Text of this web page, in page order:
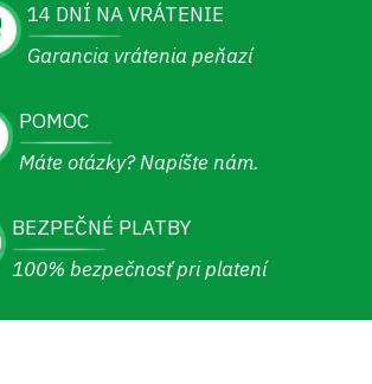
14 DNÍ NA VRÁTENIE
Garancia vrátenia peňazí
POMOC
Máte otázky? Napíšte nám.
BEZPEČNÉ PLATBY
100% bezpečnosť pri platení